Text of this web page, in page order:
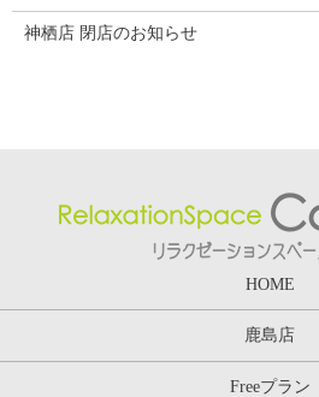
神栖店 閉店のお知らせ
HOME
鹿島店
Freeプラン